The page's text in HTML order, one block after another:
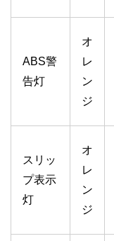
ABS警
告灯
オ
レ
ン
ジ
スリッ
プ表示
灯
オ
レ
ン
ジ